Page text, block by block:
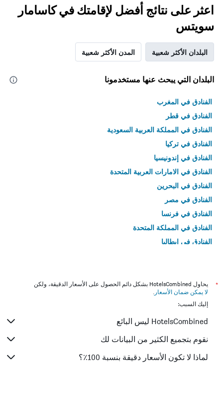
اعثر على نتائج أفضل لإقامتك في كاسامار
سويتس
البلدان الأكثر شعبية المدن الأكثر شعبية
البلدان التي يبحث عنها مستخدمونا
الفنادق في المغرب
الفنادق في قطر
الفنادق في المملكة العربية السعودية
الفنادق في تركيا
الفنادق في إندونيسيا
الفنادق في الامارات العربية المتحدة
الفنادق في البحرين
الفنادق في مصر
الفنادق في فرنسا
الفنادق في المملكة المتحدة
الفنادق في إيطاليا
*
يحاول HotelsCombined بشكل دائم الحصول على الأسعار الدقيقة، ولكن
لا يمكن ضمان الأسعار .
إليك السبب:
HotelsCombined ليس البائع
نقوم بتجميع الكثير من البيانات لك
لماذا لا تكون الأسعار دقيقة بنسبة 100٪؟